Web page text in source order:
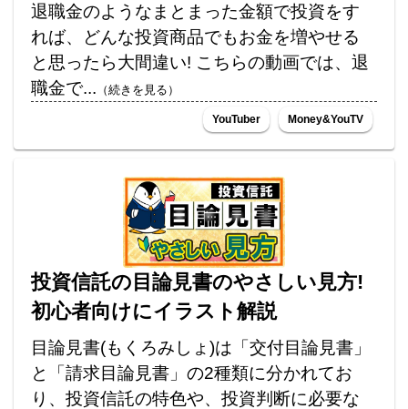
退職金のようなまとまった金額で投資をす
れば、どんな投資商品でもお金を増やせる
と思ったら大間違い! こちらの動画では、退
職金で... （続きを見る）
YouTuber Money&YouTV
投資信託の目論見書のやさしい見方!
初心者向けにイラスト解説
目論見書(もくろみしょ)は「交付目論見書」
と「請求目論見書」の2種類に分かれてお
り、投資信託の特色や、投資判断に必要な